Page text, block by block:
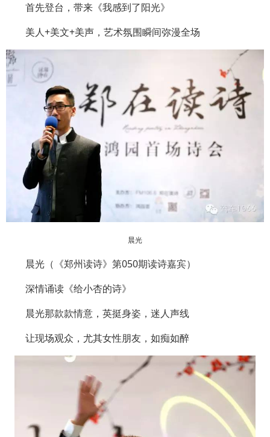
首先登台，带来《我感到了阳光》
美人+美文+美声，艺术氛围瞬间弥漫全场
晨光
晨光（《郑州读诗》第050期读诗嘉宾）
深情诵读《给小杏的诗》
晨光那款款情意，英挺身姿，迷人声线
让现场观众，尤其女性朋友，如痴如醉